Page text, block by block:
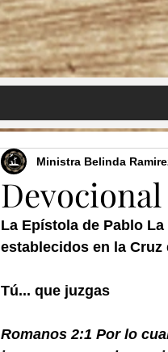
Ministra Belinda
La Epístola de Pablo
establecidos en la Cruz
Tú... que juzgas
Romanos 2:1 Por lo